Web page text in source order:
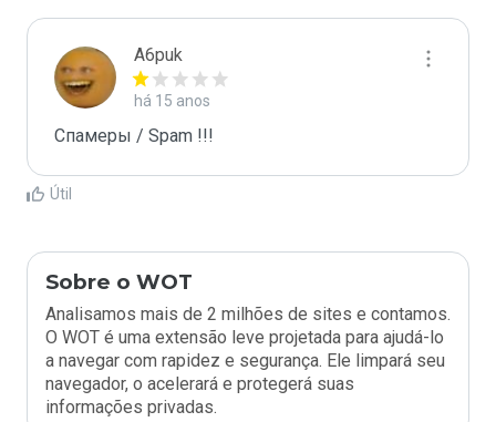
A6puk
há 15 anos
Спамеры / Spam !!!
Útil
Sobre o WOT
Analisamos mais de 2 milhões de sites e contamos.
O WOT é uma extensão leve projetada para ajudá-lo
a navegar com rapidez e segurança. Ele limpará seu
navegador, o acelerará e protegerá suas
informações privadas.